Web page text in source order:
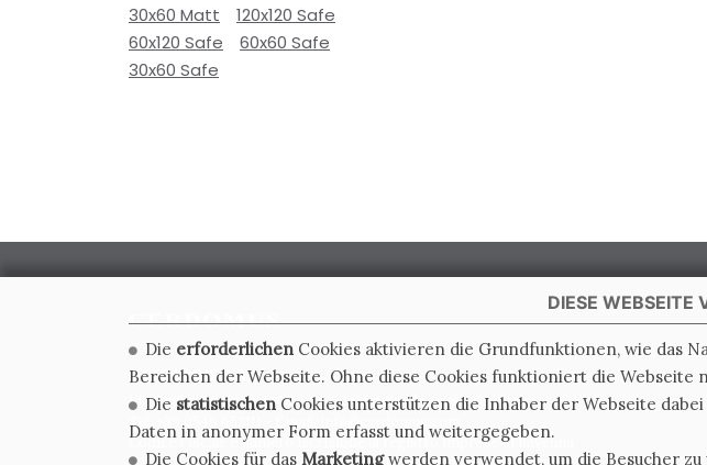
30x60 Matt
120x120 Safe
60x120 Safe
60x60 Safe
30x60 Safe
CERDOMUS S.R.L.
Via Emilia Ponente, 1000 - 48014 Castel Bolognese (RA) Italy
Tel. +39.0546.652111 - Email: info@cerdomus.com
Codice Fiscale e numero iscrizione al registro imprese di Ravenna
DIESE WEBSEITE
Die erforderlichen Cookies aktivieren die Grundfunktionen, wie das
Bereichen der Webseite. Ohne diese Cookies funktioniert die Webseite
Die statistischen Cookies unterstützen die Inhaber der Webseite
Daten in anonymer Form erfasst und weitergegeben.
Die Cookies für das Marketingwerden verwendet, um die Besucher